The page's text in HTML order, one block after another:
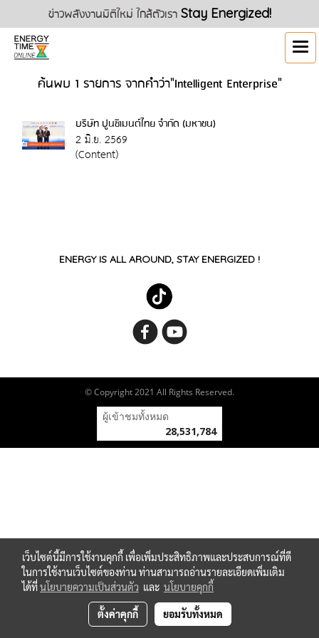
ข่าวพลังงานมิติใหม่ ใกล้ตัวเรา Stay Energized!
ค้นพบ 1 รายการ จากคำว่า"Intelligent Enterprise"
บริษัท ปูนซิเมนต์ไทย จำกัด (มหาชน)
2 มิ.ย. 2569
(Content)
ENERGY IS ALL AROUND, STAY ENERGIZED !
© Copyright 2021 All Rights Reserved.
ผู้เข้าชมทั้งหมด
28,531,784
เว็บไซต์นี้มีการใช้งานคุกกี้ เพื่อเพิ่มประสิทธิภาพและประสบการณ์ที่ดี
ในการใช้งานเว็บไซต์ของท่าน ท่านสามารถอ่านรายละเอียดเพิ่มเติม
ได้ที่นโยบายความเป็นส่วนตัว และ นโยบายคุกกี้
ตั้งค่าคุกกี้ ยอมรับทั้งหมด